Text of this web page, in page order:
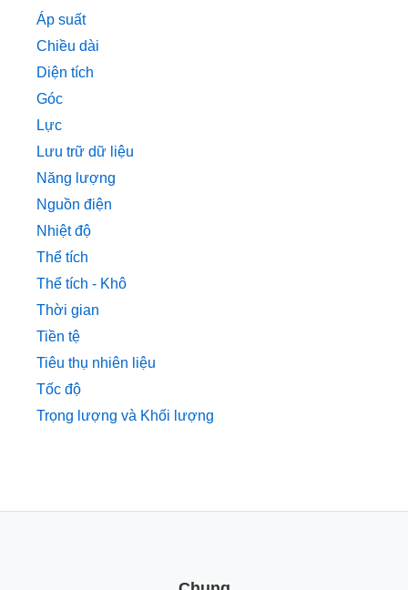
Áp suất
Chiều dài
Diện tích
Góc
Lực
Lưu trữ dữ liệu
Năng lượng
Nguồn điện
Nhiệt độ
Thể tích
Thể tích - Khô
Thời gian
Tiền tệ
Tiêu thụ nhiên liệu
Tốc độ
Trọng lượng và Khối lượng